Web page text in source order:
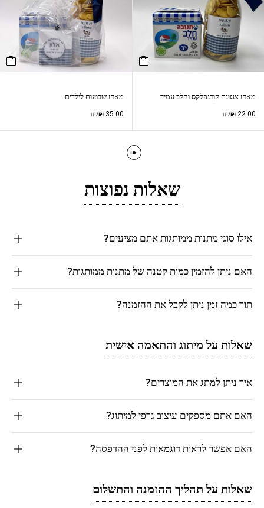
מארז צנצנת קורנפלקס וחלב עמיד
₪ 22.00 /יח
מארז שבועות לילדים
₪35.00 /יח
שאלות נפוצות
אילו סוגי מתנות ממותגות אתם מציעים?
האם ניתן להזמין כמות קטנה של מתנות ממותגות?
תוך כמה זמן ניתן לקבל את ההזמנה?
שאלות על מיתוג והתאמה אישית
איך ניתן למתג את המוצרים?
האם אתם מספקים עיצוב גרפי למיתוג?
האם אפשר לראות דוגמאות לפני ההדפסה?
שאלות על תהליך ההזמנה והתשלום